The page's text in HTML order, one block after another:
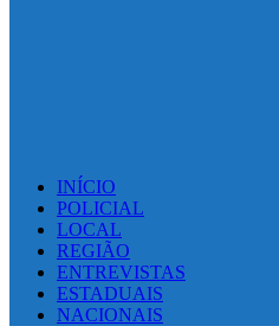
INÍCIO
POLICIAL
LOCAL
REGIÃO
ENTREVISTAS
ESTADUAIS
NACIONAIS